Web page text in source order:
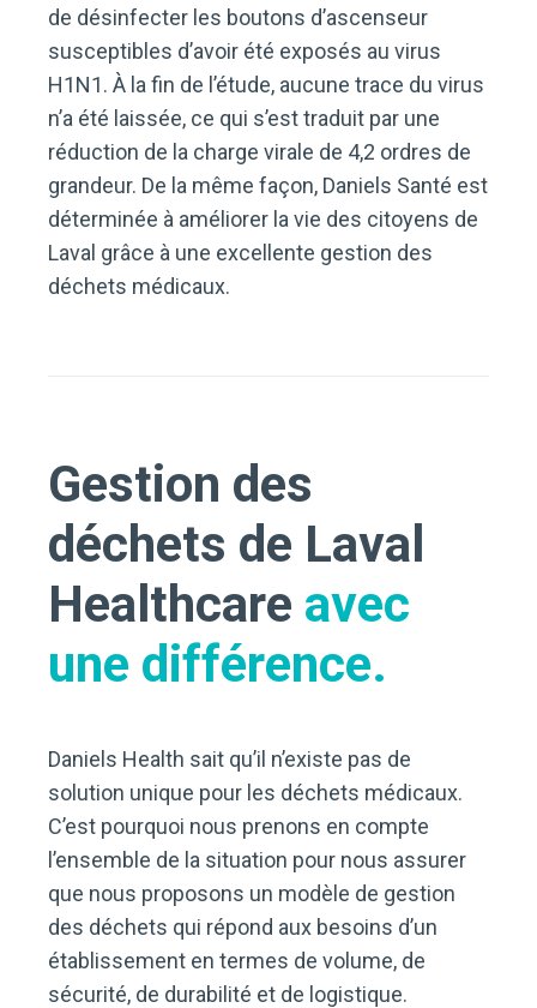
de désinfecter les boutons d’ascenseur
susceptibles d’avoir été exposés au virus
H1N1. À la fin de l’étude, aucune trace du virus
n’a été laissée, ce qui s’est traduit par une
réduction de la charge virale de 4,2 ordres de
grandeur. De la même façon, Daniels Santé est
déterminée à améliorer la vie des citoyens de
Laval grâce à une excellente gestion des
déchets médicaux.
Gestion des
déchets de Laval
Healthcare avec
une différence.
Daniels Health sait qu’il n’existe pas de
solution unique pour les déchets médicaux.
C’est pourquoi nous prenons en compte
l’ensemble de la situation pour nous assurer
que nous proposons un modèle de gestion
des déchets qui répond aux besoins d’un
établissement en termes de volume, de
sécurité, de durabilité et de logistique.